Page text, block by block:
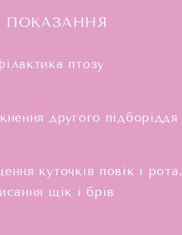
ПОКАЗАННЯ
птозу
другого підборіддя
куточків повік і рота,
щік і брів